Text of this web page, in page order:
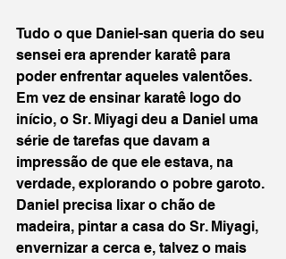
Tudo o que Daniel-san queria do seu
sensei era aprender karatê para
poder enfrentar aqueles valentões.
Em vez de ensinar karatê logo do
início, o Sr. Miyagi deu a Daniel uma
série de tarefas que davam a
impressão de que ele estava, na
verdade, explorando o pobre garoto.
Daniel precisa lixar o chão de
madeira, pintar a casa do Sr. Miyagi,
envernizar a cerca e, talvez o mais